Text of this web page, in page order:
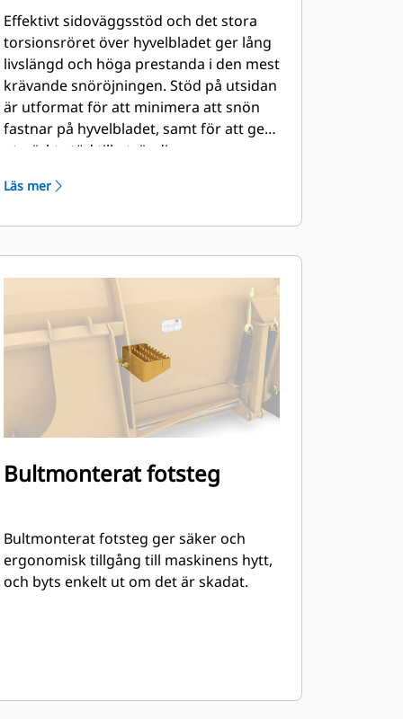
Effektivt sidoväggsstöd och det stora
torsionsröret över hyvelbladet ger lång
livslängd och höga prestanda i den mest
krävande snöröjningen. Stöd på utsidan
är utformat för att minimera att snön
fastnar på hyvelbladet, samt för att ge
utmärkt stöd till utvändiga
Läs mer
Bultmonterat fotsteg
Bultmonterat fotsteg ger säker och
ergonomisk tillgång till maskinens hytt,
och byts enkelt ut om det är skadat.